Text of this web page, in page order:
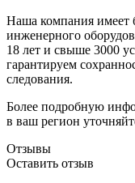
Наша компания имеет
инженерного
18 лет и свыше 3000
гарантируем
следования.
Более подробную
в ваш регион
Отзывы
Оставить отзыв